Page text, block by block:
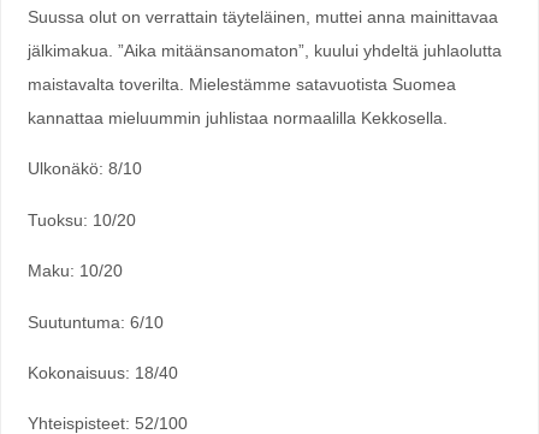
Suussa olut on verrattain täyteläinen, muttei anna mainittavaa
jälkimakua. ”Aika mitäänsanomaton”, kuului yhdeltä juhlaolutta
maistavalta toverilta. Mielestämme satavuotista Suomea
kannattaa mieluummin juhlistaa normaalilla Kekkosella.
Ulkonäkö: 8/10
Tuoksu: 10/20
Maku: 10/20
Suutuntuma: 6/10
Kokonaisuus: 18/40
Yhteispisteet: 52/100